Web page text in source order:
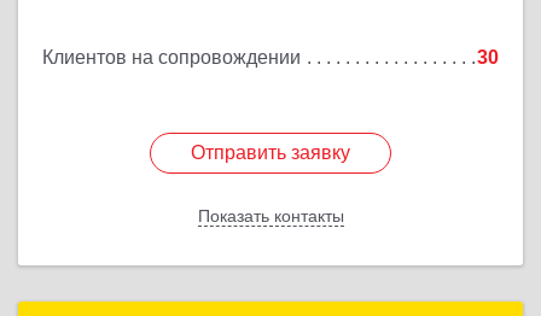
Клиентов на сопровождении 30
Отправить заявку
Показать контакты
Отправить заявку
Назад